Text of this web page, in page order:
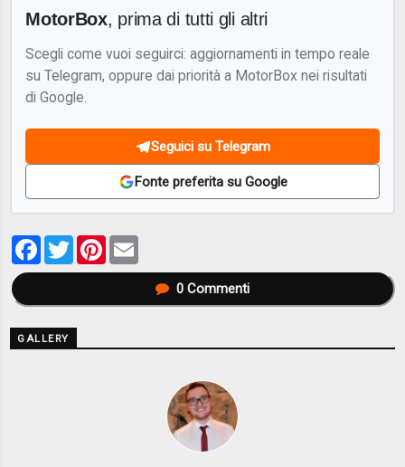
MotorBox, prima di tutti gli altri
Scegli come vuoi seguirci: aggiornamenti in tempo reale
su Telegram, oppure dai priorità a MotorBox nei risultati
di Google.
Seguici su Telegram
Fonte preferita su Google
Facebook
TwitterPinterest
0Commenti
GALLERY